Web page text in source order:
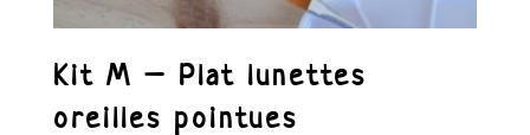
Kit M – Plat lunettes
oreilles pointues